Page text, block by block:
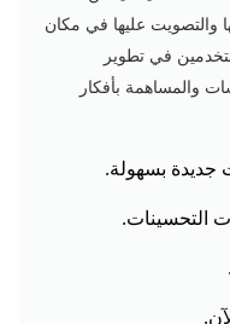
والتصويت عليها في مكان
في تطوير
والمساهمة بأفكار
جديدة بسهولة.
التحسينات.